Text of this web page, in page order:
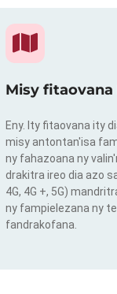
Misy fitaovana
Eny. Ity fitaovana ity
misy antontan'isa
ny fahazoana ny
drakitra ireo dia azo
4G, 4G +, 5G)
ny fampielezana ny
fandrakofana.